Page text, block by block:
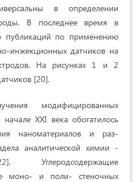
в определении
В последнее время в
публикаций по применению
инжекционных датчиков на
На рисунках 1 и 2
[20].
модифицированных
XXI века обогатилось
наноматериалов и раз­
аналитической химии -
Углеродсодержащие
моно- и поли- стеночных